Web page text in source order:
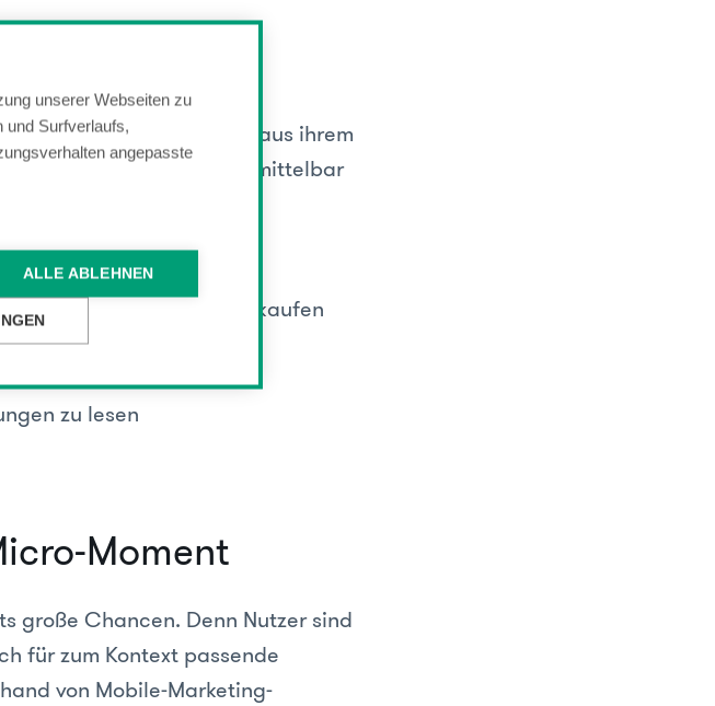
unserer Webseiten zu
und Surfverlaufs,
angepasste
ALLE ABLEHNEN
bietet, stehen die
in denen Menschen aus ihrem
Bedarf haben und unmittelbar
um etwa:
zu recherchieren
zu kaufen
zu lesen
Moment
große Chancen. Denn Nutzer sind
für zum Kontext passende
von Mobile-Marketing-